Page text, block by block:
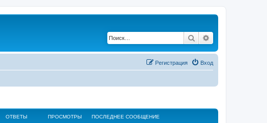
Поиск
Вход
Регистрация
ОТВЕТЫ ПРОСМОТРЫ ПОСЛЕДНЕЕ СООБЩЕНИЕ